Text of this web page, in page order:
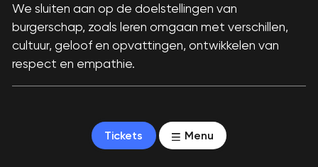
Tickets Menu
We sluiten aan op de doelstellingen van
burgerschap, zoals leren omgaan met verschillen,
cultuur, geloof en opvattingen, ontwikkelen van
respect en empathie.